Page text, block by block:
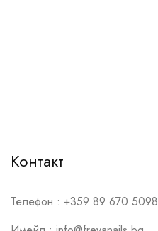
Контакт
Телефон : +359 89 670 5098